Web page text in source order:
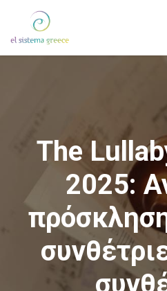
The
2025: